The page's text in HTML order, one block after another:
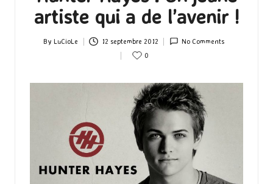
artiste qui a de l’avenir !
Posted
By LuCioLe 12 septembre 2012
No Comments
0